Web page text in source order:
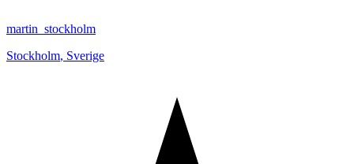
martin_stockholm
Stockholm, Sverige